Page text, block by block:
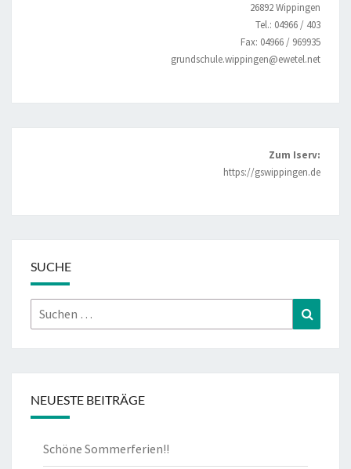
26892 Wippingen
Tel.: 04966 / 403
Fax: 04966 / 969935
grundschule.wippingen@ewetel.net
Zum Iserv:
https://gswippingen.de
SUCHE
Suchen
nach:
NEUESTE BEITRÄGE
Schöne Sommerferien!!